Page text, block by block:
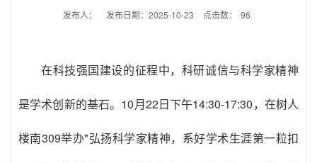
发布人： 发布日期：2025-10-23 点击数： 96
在科技强国建设的征程中，科研诚信与科学家精神
是学术创新的基石。10月22日下午14:30-17:30，在树人
楼南309举办"弘扬科学家精神，系好学术生涯第一粒扣